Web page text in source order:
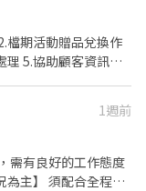
。 * 工作內容單
、下午保有彈性時間
共同打造市場數位化
並希望加入快速成
火速應徵🔥立即應徵:
異動，依照實際時
計薪/供餐）
檔期活動贈品兌換作
理 5.協助顧客資訊諮
排班 4 天 - 【工作
儀容整潔、態度親
意識 3.可接受久站工
安排實體面試，通過
1週前
需有良好的工作態度
為主】 須配合全程無